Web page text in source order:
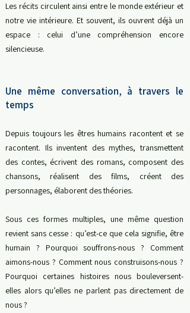
Les récits circulent ainsi entre le monde extérieur et
notre vie intérieure. Et souvent, ils ouvrent déjà un
espace : celui d’une compréhension encore
silencieuse.
Une même conversation, à travers le
temps
Depuis toujours les êtres humains racontent et se
racontent. Ils inventent des mythes, transmettent
des contes, écrivent des romans, composent des
chansons, réalisent des films, créent des
personnages, élaborent des théories.
Sous ces formes multiples, une même question
revient sans cesse : qu’est-ce que cela signifie, être
humain ? Pourquoi souffrons-nous ? Comment
aimons-nous ? Comment nous construisons-nous ?
Pourquoi certaines histoires nous bouleversent-
elles alors qu’elles ne parlent pas directement de
nous ?